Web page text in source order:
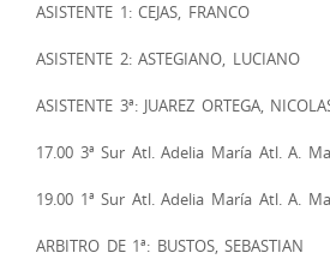
ASISTENTE 1: CEJAS, FRANCO
ASISTENTE 2: ASTEGIANO, LUCIANO
ASISTENTE 3ª: JUAREZ ORTEGA,
17.00 3ª Sur Atl. Adelia María Atl. A.
19.00 1ª Sur Atl. Adelia María Atl. A.
ARBITRO DE 1ª: BUSTOS, SEBASTIAN